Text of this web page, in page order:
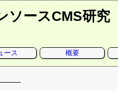
ソースCMS研究
ース 概要